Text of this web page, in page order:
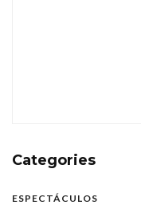
Categories
ESPECTÁCULOS